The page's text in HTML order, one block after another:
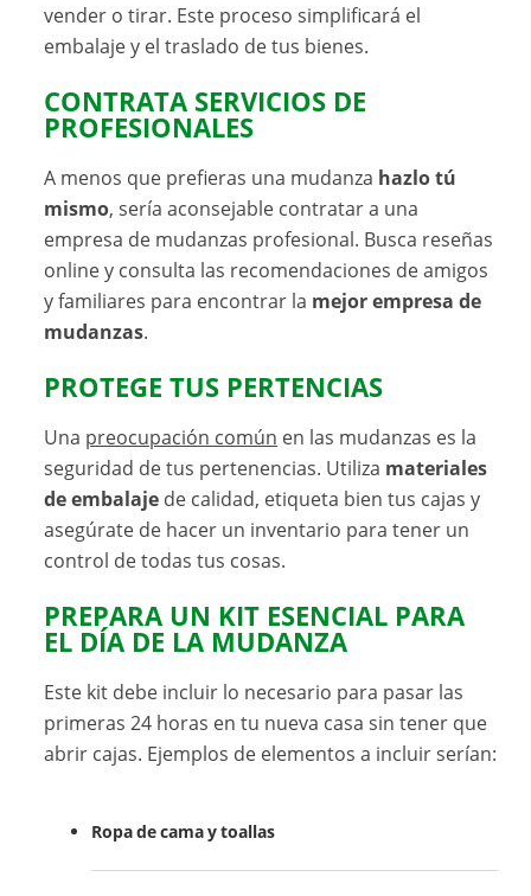
vender o tirar. Este proceso simplificará el
embalaje y el traslado de tus bienes.
CONTRATA SERVICIOS DE
PROFESIONALES
A menos que prefieras una mudanza hazlo tú
mismo, sería aconsejable contratar a una
empresa de mudanzas profesional. Busca reseñas
online y consulta las recomendaciones de amigos
y familiares para encontrar la mejor empresa de
mudanzas.
PROTEGE TUS PERTENCIAS
Una preocupación común en las mudanzas es la
seguridad de tus pertenencias. Utiliza materiales
de embalaje de calidad, etiqueta bien tus cajas y
asegúrate de hacer un inventario para tener un
control de todas tus cosas.
PREPARA UN KIT ESENCIAL PARA
EL DÍA DE LA MUDANZA
Este kit debe incluir lo necesario para pasar las
primeras 24 horas en tu nueva casa sin tener que
abrir cajas. Ejemplos de elementos a incluir serían:
Ropa de cama y toallas